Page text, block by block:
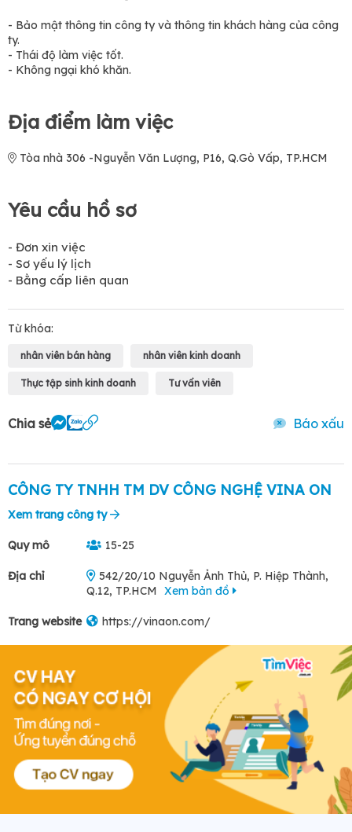
- Bảo mật thông tin công ty và thông tin khách hàng của công
ty.
- Thái độ làm việc tốt.
- Không ngại khó khăn.
Địa điểm làm việc
Tòa nhà 306 -Nguyễn Văn Lượng, P16, Q.Gò Vấp, TP.HCM
Yêu cầu hồ sơ
- Đơn xin việc
- Sơ yếu lý lịch
- Bằng cấp liên quan
Từ khóa:
nhân viên bán hàng nhân viên kinh doanh
Thực tập sinh kinh doanh Tư vấn viên
Chia sẻ Báo xấu
CÔNG TY TNHH TM DV CÔNG NGHỆ VINA ON
Xem trang công ty
Quy mô 15-25
Địa chỉ
542/20/10 Nguyễn Ảnh Thủ, P. Hiệp Thành,
Q.12, TP.HCM Xem bản đồ
Trang website https://vinaon.com/